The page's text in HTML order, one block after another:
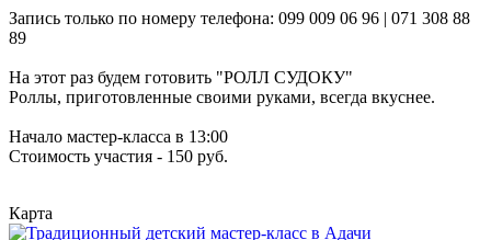
Запись только по номеру телефона: 099 009 06 96 | 071 308 88
89
На этот раз будем готовить "РОЛЛ СУДОКУ"
Роллы, приготовленные своими руками, всегда вкуснее.
Начало мастер-класса в 13:00
Стоимость участия - 150 руб.
Карта